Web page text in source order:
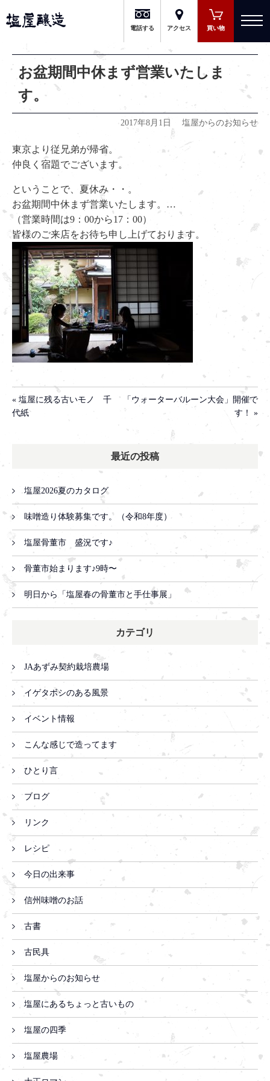
有限会社 塩屋醸造
電話する アクセス 買い物
お盆期間中休まず営業いたしま
す。
2017年8月1日 塩屋からのお知らせ
東京より従兄弟が帰省。
仲良く宿題でございます。
ということで、夏休み・・。
お盆期間中休まず営業いたします。 …
（営業時間は9：00から17：00）
皆様のご来店をお待ち申し上げております。
« 塩屋に残る古いモノ 千
代紙
「ウォーターバルーン大会」開催で
す！ »
最近の投稿
塩屋2026夏のカタログ
味噌造り体験募集です。（令和8年度）
塩屋骨董市 盛況です♪
骨董市始まります♪9時〜
明日から「塩屋春の骨董市と手仕事展」
カテゴリ
JAあずみ契約栽培農場
イゲタボシのある風景
イベント情報
こんな感じで造ってます
ひとり言
ブログ
リンク
レシピ
今日の出来事
信州味噌のお話
古書
古民具
塩屋からのお知らせ
塩屋にあるちょっと古いもの
塩屋の四季
塩屋農場